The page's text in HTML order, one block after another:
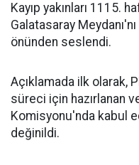
Kayıp yakınları 1115.
Galatasaray
önünden seslendi.
Açıklamada ilk olarak,
süreci için hazırlanan
Komisyonu'nda kabul
değinildi.